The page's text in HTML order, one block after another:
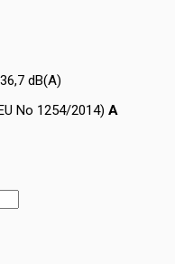
dB(A)
No 1254/2014) A